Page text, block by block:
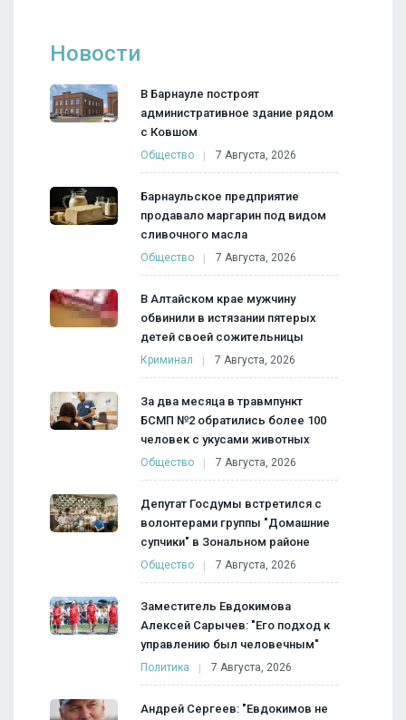
Новости
В Барнауле построят
административное здание рядом
с Ковшом
Общество 7 Августа, 2026
Барнаульское предприятие
продавало маргарин под видом
сливочного масла
Общество 7 Августа, 2026
В Алтайском крае мужчину
обвинили в истязании пятерых
детей своей сожительницы
Криминал 7 Августа, 2026
За два месяца в травмпункт
БСМП №2 обратились более 100
человек с укусами животных
Общество 7 Августа, 2026
Депутат Госдумы встретился с
волонтерами группы "Домашние
супчики" в Зональном районе
Общество 7 Августа, 2026
Заместитель Евдокимова
Алексей Сарычев: "Его подход к
управлению был человечным"
Политика 7 Августа, 2026
Андрей Сергеев: "Евдокимов не